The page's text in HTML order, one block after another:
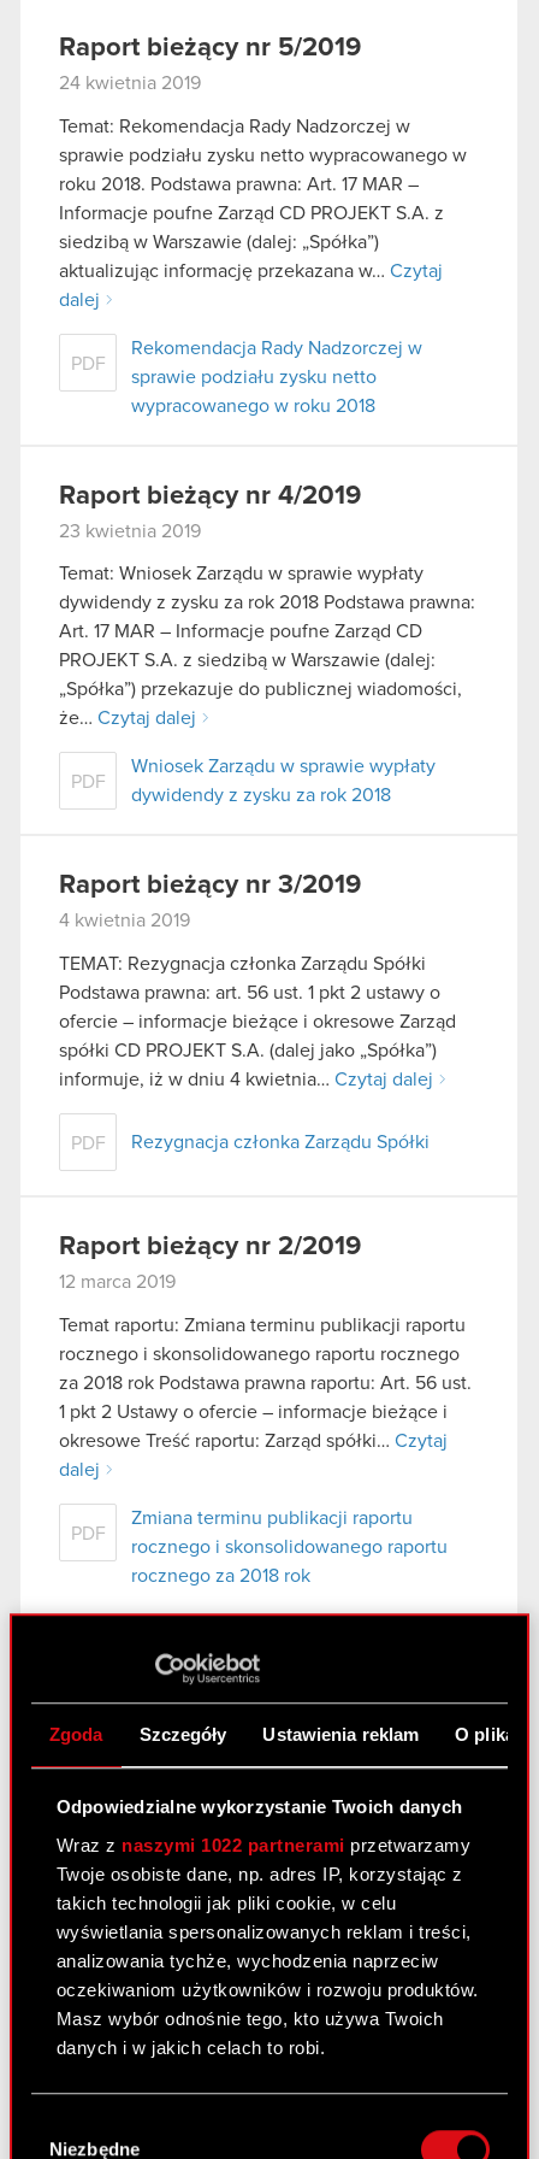
Zgoda Szczegóły Ustawienia reklam O
Odpowiedzialne wykorzystanie Twoich danych
Wraz z naszymi 1022 partnerami przetwarzamy
Twoje osobiste dane, np. adres IP, korzystając z
takich technologii jak pliki cookie, w celu
wyświetlania spersonalizowanych reklam i treści,
analizowania tychże, wychodzenia naprzeciw
oczekiwaniom użytkowników i rozwoju produktów.
Masz wybór odnośnie tego, kto używa Twoich
danych i w jakich celach to robi.
Gromadzić dane dotyczące Twojej
zgody
Niezbędne
Raport bieżący nr 5/2019
24 kwietnia 2019
Temat: Rekomendacja Rady Nadzorczej w
sprawie podziału zysku netto wypracowanego w
roku 2018. Podstawa prawna: Art. 17 MAR –
Informacje poufne Zarząd CD PROJEKT S.A. z
siedzibą w Warszawie (dalej: „Spółka”)
aktualizując informację przekazana w… Czytaj
dalej
PDF
Rekomendacja Rady Nadzorczej w
sprawie podziału zysku netto
wypracowanego w roku 2018
Raport bieżący nr 4/2019
23 kwietnia 2019
Temat: Wniosek Zarządu w sprawie wypłaty
dywidendy z zysku za rok 2018 Podstawa prawna:
Art. 17 MAR – Informacje poufne Zarząd CD
PROJEKT S.A. z siedzibą w Warszawie (dalej:
„Spółka”) przekazuje do publicznej wiadomości,
że… Czytaj dalej
PDF
Wniosek Zarządu w sprawie wypłaty
dywidendy z zysku za rok 2018
Raport bieżący nr 3/2019
4 kwietnia 2019
TEMAT: Rezygnacja członka Zarządu Spółki
Podstawa prawna: art. 56 ust. 1 pkt 2 ustawy o
ofercie – informacje bieżące i okresowe Zarząd
spółki CD PROJEKT S.A. (dalej jako „Spółka”)
informuje, iż w dniu 4 kwietnia… Czytaj dalej
PDF Rezygnacja członka Zarządu Spółki
Raport bieżący nr 2/2019
12 marca 2019
Temat raportu: Zmiana terminu publikacji raportu
rocznego i skonsolidowanego raportu rocznego
za 2018 rok Podstawa prawna raportu: Art. 56 ust.
1 pkt 2 Ustawy o ofercie – informacje bieżące i
okresowe Treść raportu: Zarząd spółki… Czytaj
dalej
PDF
Zmiana terminu publikacji raportu
rocznego i skonsolidowanego raportu
rocznego za 2018 rok
Raport bieżący nr 1/2019
2 stycznia 2019
Raport bieżący numer: 1/2019 Temat: Terminy
przekazywania raportów okresowych w 2019 roku
Zarząd CD PROJEKT S.A. z siedzibą w Warszawie,
80 ust. 1 Rozporządzenia Ministra Finansów z…
Czytaj dalej
PDF
Terminy przekazywania raportów
okresowych w 2019 roku
Raport bieżący nr 22/2018
21 grudnia 2018
Temat: Wyrok Sądu Apelacyjnego w sprawie